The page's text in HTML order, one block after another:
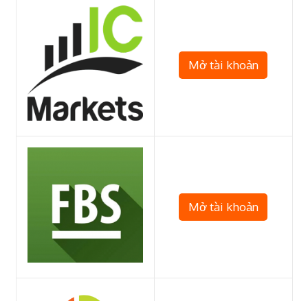
Mở tài khoản
Mở tài khoản